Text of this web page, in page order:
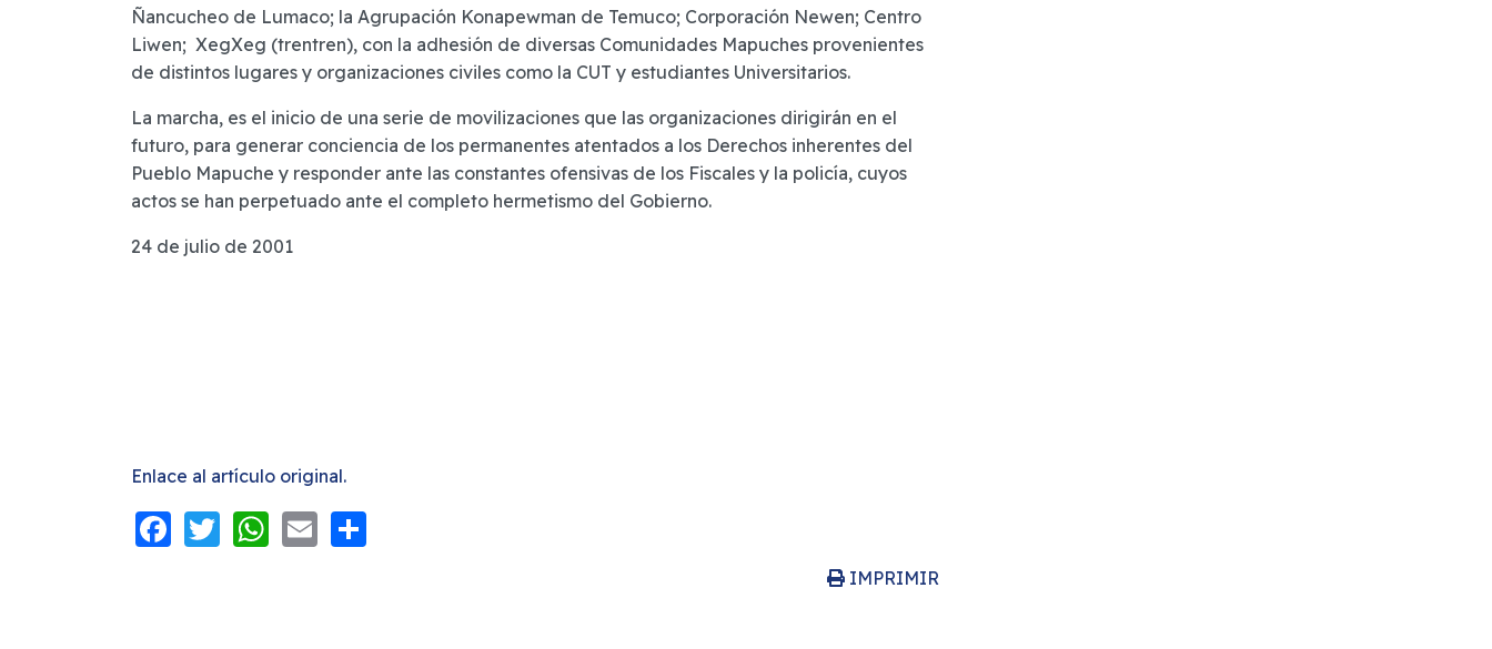
Ñancucheo de Lumaco; la Agrupación Konapewman de Temuco; Corporación Newen; Centro
Liwen; XegXeg (trentren), con la adhesión de diversas Comunidades Mapuches provenientes
de distintos lugares y organizaciones civiles como la CUT y estudiantes Universitarios.
La marcha, es el inicio de una serie de movilizaciones que las organizaciones dirigirán en el
futuro, para generar conciencia de los permanentes atentados a los Derechos inherentes del
Pueblo Mapuche y responder ante las constantes ofensivas de los Fiscales y la policía, cuyos
actos se han perpetuado ante el completo hermetismo del Gobierno.
24 de julio de 2001
Enlace al artículo original.
Facebook
Twitter
WhatsApp
Email
IMPRIMIR